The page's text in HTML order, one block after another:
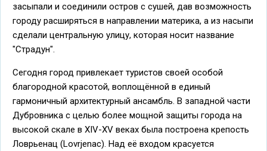
засыпали и соединили остров с сушей, дав возможность
городу расширяться в направлении материка, а из насыпи
сделали центральную улицу, которая носит название
"Страдун".
Сегодня город привлекает туристов своей особой
благородной красотой, воплощённой в единый
гармоничный архитектурный ансамбль. В западной части
Дубровника с целью более мощной защиты города на
высокой скале в XIV-XV веках была построена крепость
Ловрьенац (Lovrjenac). Над её входом красуется